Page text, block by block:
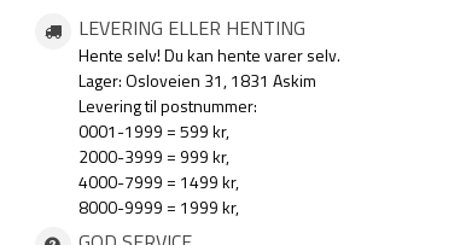
LEVERING ELLER HENTING
Hente selv! Du kan hente varer selv.
Lager: Osloveien 31, 1831 Askim
Levering til postnummer:
0001-1999 = 599 kr,
2000-3999 = 999 kr,
4000-7999 = 1499 kr,
8000-9999 = 1999 kr,